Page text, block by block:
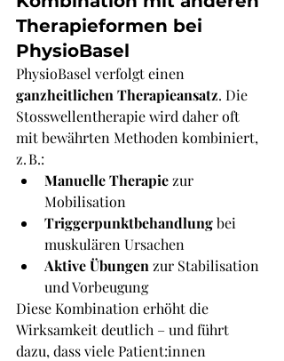
Therapieformen bei
PhysioBasel
PhysioBasel verfolgt einen
ganzheitlichen Therapieansatz. Die
Stosswellentherapie wird daher oft
mit bewährten Methoden kombiniert,
z. B.:
Manuelle Therapie zur
Mobilisation
Triggerpunktbehandlung bei
muskulären Ursachen
Aktive Übungen zur Stabilisation
und Vorbeugung
Diese Kombination erhöht die
Wirksamkeit deutlich – und führt
dazu, dass viele Patient:innen